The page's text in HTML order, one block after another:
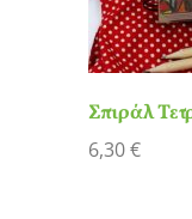
Σπιράλ
6,30€